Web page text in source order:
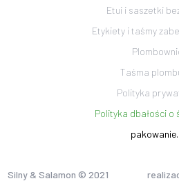
Etui i saszetki
Etykiety i taśmy
Taśma
Polityka
Polityka dbałości o
Silny & Salamon © 2021